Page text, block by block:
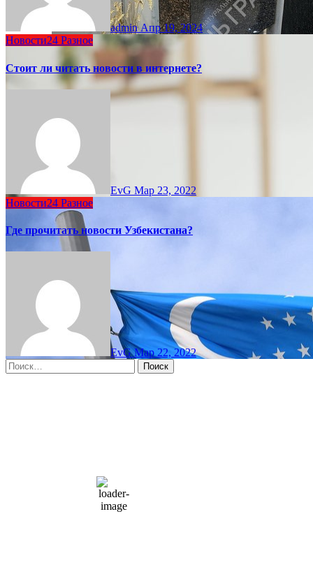
adminАпр 19, 2024
Новости24 Разное
Стоит ли читать новости в интернете?
EvG Мар 23, 2022
Новости24 Разное
Где прочитать новости Узбекистана?
EvGМар 22, 2022
Найти:
66 %
1004 мб
10 mph